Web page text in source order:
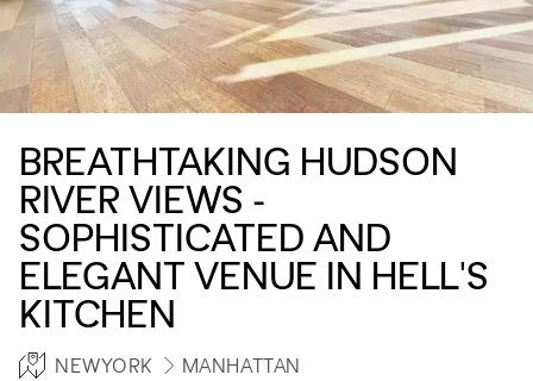
BREATHTAKING HUDSON
RIVER VIEWS -
SOPHISTICATED AND
ELEGANT VENUE IN HELL'S
KITCHEN
NEWYORK MANHATTAN